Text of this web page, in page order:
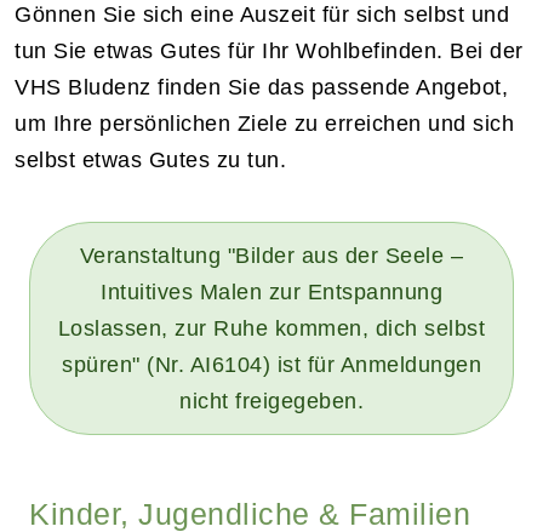
Gönnen Sie sich eine Auszeit für sich selbst und
tun Sie etwas Gutes für Ihr Wohlbefinden. Bei der
VHS Bludenz finden Sie das passende Angebot,
um Ihre persönlichen Ziele zu erreichen und sich
selbst etwas Gutes zu tun.
Veranstaltung "Bilder aus der Seele –
Intuitives Malen zur Entspannung
Loslassen, zur Ruhe kommen, dich selbst
spüren" (Nr. AI6104) ist für Anmeldungen
nicht freigegeben.
Kinder, Jugendliche & Familien